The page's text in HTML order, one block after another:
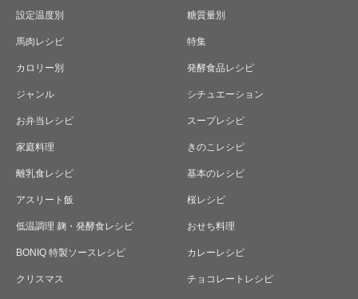
設定温度別 糖質量別
馬肉レシピ 特集
カロリー別 発酵食品レシピ
ジャンル シチュエーション
お弁当レシピ スープレシピ
家庭料理 きのこレシピ
離乳食レシピ 基本のレシピ
アスリート飯 桜レシピ
低温調理 麹・発酵食レシピ おせち料理
BONIQ 特製ソースレシピ カレーレシピ
クリスマス チョコレートレシピ